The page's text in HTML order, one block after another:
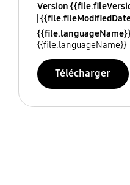
Version
{{file.languageName}}
Télécharger